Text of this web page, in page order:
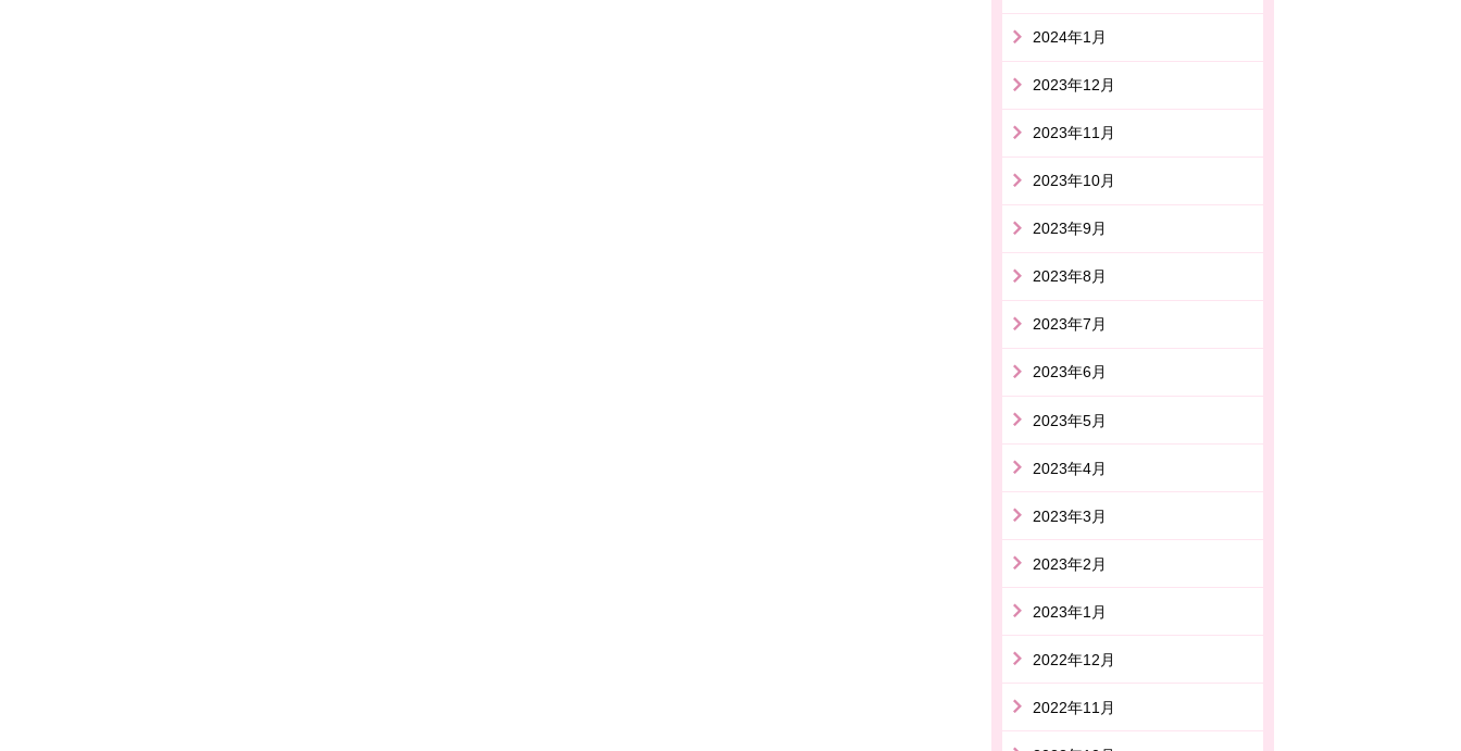
2024年1月
2023年12月
2023年11月
2023年10月
2023年9月
2023年8月
2023年7月
2023年6月
2023年5月
2023年4月
2023年3月
2023年2月
2023年1月
2022年12月
2022年11月